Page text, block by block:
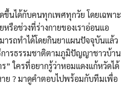
ขึ้นได้กับคนทุกเพศทุกวัย โดยเฉพาะ
รือช่วงที่ร่างกายของเราอ่อนแอ
ารถทำได้โดยกินยาแผนปัจจุบันแล้ว
ารธรรมชาติตามภูมิปัญญาชาวบ้าน
” ใครที่อยากรู้ว่าหอมแดงแก้หวัดได้
าย ? มาดูคำตอบไปพร้อมกับทีมเพื่อ